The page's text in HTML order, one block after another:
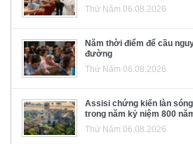
Thứ Năm 06.08.2026
Năm thời điểm để cầu
đường
Thứ Năm 06.08.2026
Assisi chứng kiến làn
trong năm kỷ niệm 800
Thứ Năm 06.08.2026